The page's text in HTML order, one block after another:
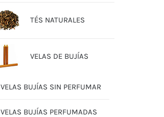
TÉS NATURALES
VELAS DE BUJÍAS
VELAS BUJÍAS SIN PERFUMAR
VELAS BUJÍAS PERFUMADAS